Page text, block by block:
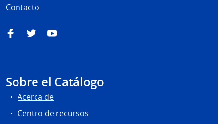
Contacto
FacebookTwitterYouTube
Sobre el Catálogo
Acerca de
Centro de recursos